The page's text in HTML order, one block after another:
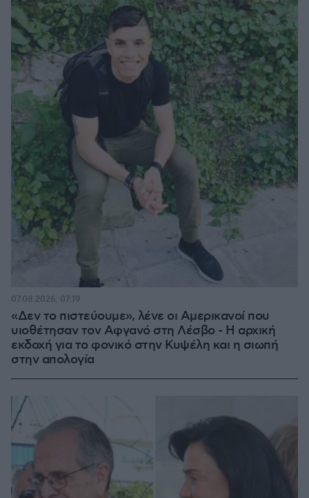
«Δεν το πιστεύουμε», λένε οι Αμερικανοί που
υιοθέτησαν τον Αφγανό στη Λέσβο - Η αρχική
εκδοχή για το φονικό στην Κυψέλη και η σιωπή
στην απολογία
07.08.2026, 07:19